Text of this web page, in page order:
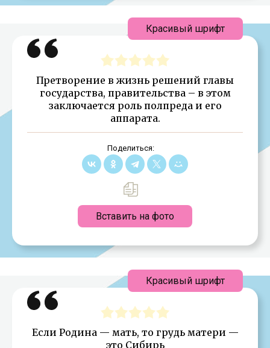
Претворение в жизнь решений главы
государства, правительства – в этом
заключается роль полпреда и его
аппарата.
Поделиться:
Вставить на фото
Красивый шрифт
Если Родина — мать, то грудь матери —
это Сибирь
Красивый шрифт